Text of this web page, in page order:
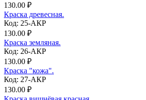
130.00 ₽
Краска древесная.
Код: 25-АКР
130.00 ₽
Краска земляная.
Код: 26-АКР
130.00 ₽
Краска "кожа".
Код: 27-АКР
130.00 ₽